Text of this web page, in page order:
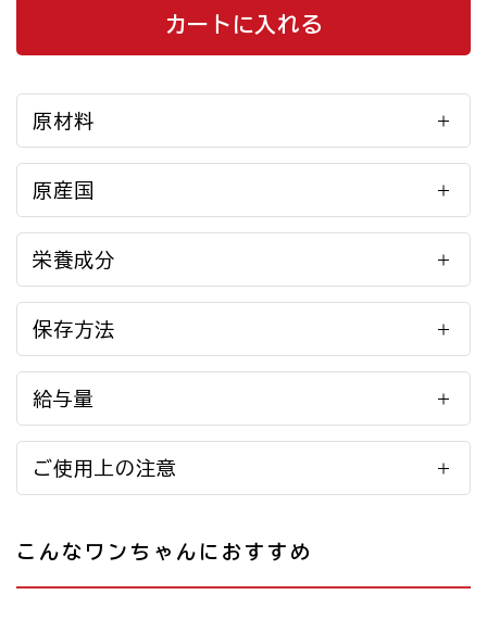
カートに入れる
原材料
原産国
栄養成分
保存方法
給与量
ご使用上の注意
こんなワンちゃんにおすすめ